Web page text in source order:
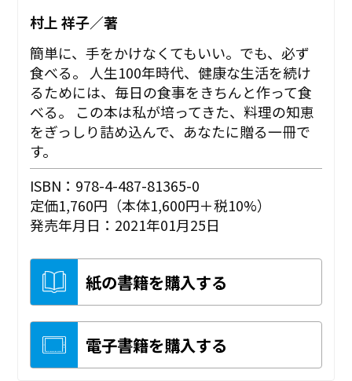
村上 祥子／著
簡単に、手をかけなくてもいい。でも、必ず
食べる。 人生100年時代、健康な生活を続け
るためには、毎日の食事をきちんと作って食
べる。 この本は私が培ってきた、料理の知恵
をぎっしり詰め込んで、あなたに贈る一冊で
す。
ISBN：978-4-487-81365-0
定価1,760円（本体1,600円＋税10%）
発売年月日：2021年01月25日
紙の書籍を購入する
電子書籍を購入する